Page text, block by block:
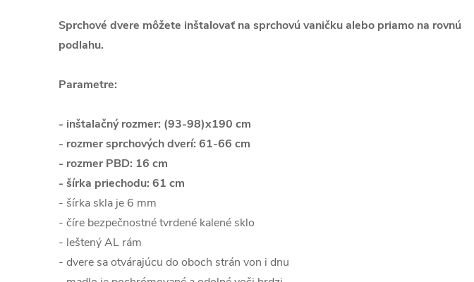
Sprchové dvere môžete inštalovať na sprchovú vaničku alebo priamo na rovnú
podlahu.
Parametre:
- inštalačný rozmer: (93-98)x190 cm
- rozmer sprchových dverí: 61-66 cm
- rozmer PBD: 16 cm
- šírka priechodu: 61 cm
- šírka skla je 6 mm
- číre bezpečnostné tvrdené kalené sklo
- leštený AL rám
- dvere sa otvárajúcu do oboch strán von i dnu